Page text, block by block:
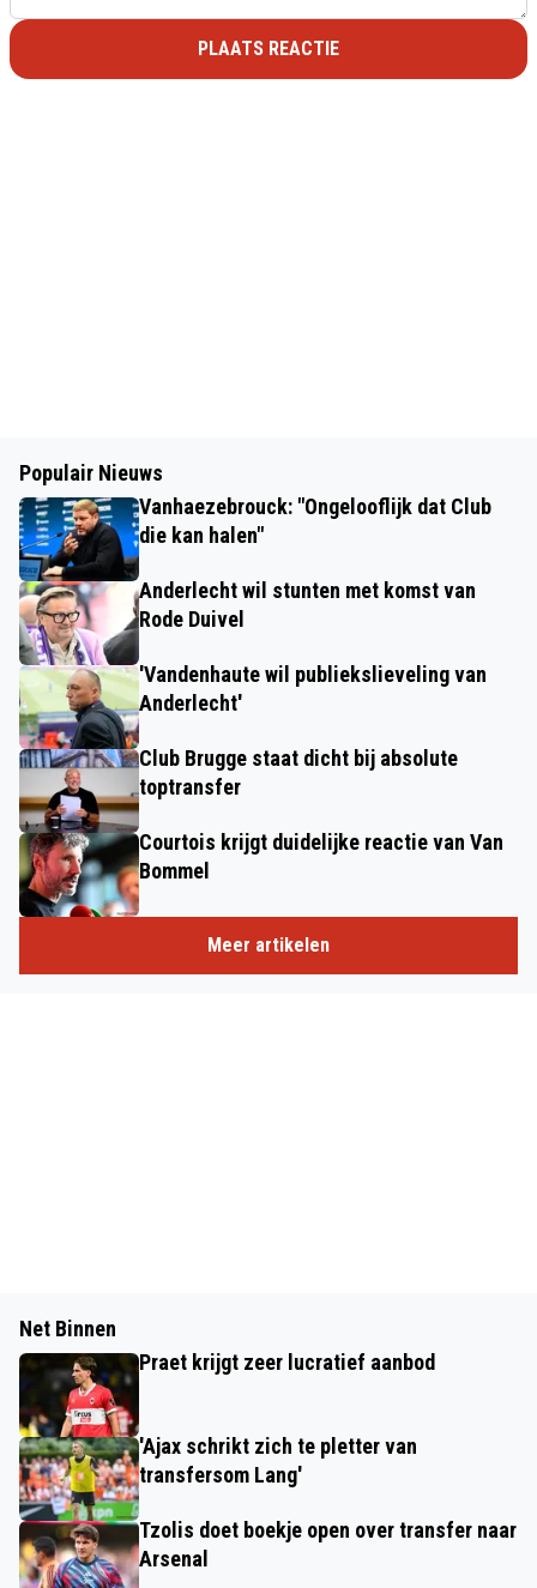
PLAATS REACTIE
Populair Nieuws
Vanhaezebrouck: "Ongelooflijk dat Club
die kan halen"
Anderlecht wil stunten met komst van
Rode Duivel
'Vandenhaute wil publiekslieveling van
Anderlecht'
Club Brugge staat dicht bij absolute
toptransfer
Courtois krijgt duidelijke reactie van Van
Bommel
Meer artikelen
Net Binnen
Praet krijgt zeer lucratief aanbod
'Ajax schrikt zich te pletter van
transfersom Lang'
Tzolis doet boekje open over transfer naar
Arsenal